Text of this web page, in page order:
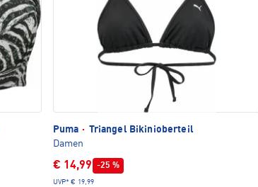
Puma · Triangel Bikinioberteil
Damen
€ 14,99 -25 %
UVP* € 19,99